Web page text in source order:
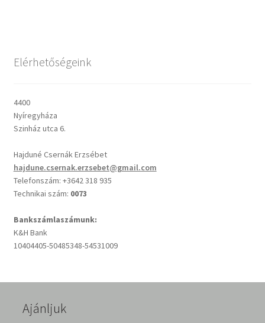
Cseri Kálmán: A kegyelem harmatja
Oswald Chambers: Krisztus mindenek felett
Mindennapi kenyerünk
Alkalmaink
Bemutatkozás
Elérhetőségek
English Bible Talks with Granville Pillar
Képek
Elérhetőségeink
4400
Nyíregyháza
Szinház utca 6.
Hajduné Csernák Erzsébet
hajdune.csernak.erzsebet@gmail.com
Telefonszám: +3642 318 935
Technikai szám: 0073
Bankszámlaszámunk:
K&H Bank
10404405-50485348-54531009
Ajánljuk